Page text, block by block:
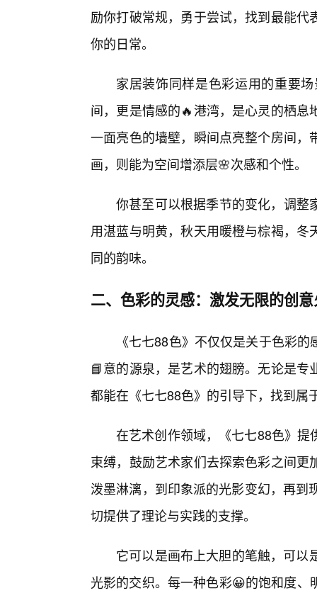
励你打破常规，勇于尝试，找到最能
你的日常。
家居装饰同样是色彩运用的重要
间，更是情感的🔥港湾，是心灵的栖
一面亮色的墙壁，瞬间点亮整个房间
画，则能为空间增添层🌸次感和个性。
你甚至可以根据季节的变化，调整
用湛蓝与明黄，秋天用暖橙与棕褐，
同的韵味。
二、色彩的灵感：激发无限的创
《七七88色》不仅仅是关于色彩
📘意的源泉，是艺术的翅膀。无论是
都能在《七七88色》的引导下，找到属
在艺术创作领域，《七七88色》
束缚，鼓励艺术家们去探索色彩之间
泼墨淋漓，到印象派的光影变幻，再
切提供了理论与实践的支撑。
它可以是画布上大胆的笔触，可
光影的交织。每一种色彩😀的饱和度